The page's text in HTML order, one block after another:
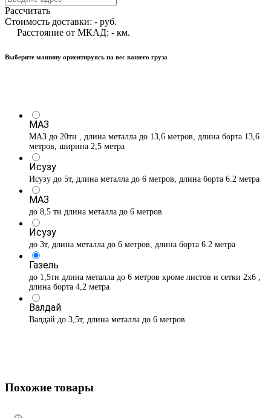
Рассчитать
Стоимость доставки: - руб.
Расстояние от МКАД: - км.
Выберите машину ориентируясь на вес вашего груза
МАЗ
МАЗ до 20тн , длина металла до 13,6 метров, длина борта 13,6
метров, ширина 2,5 метра
Исузу
Исузу до 5т, длина металла до 6 метров, длина борта 6.2 метра
МАЗ
до 8,5 тн длина металла до 6 метров
Исузу
до 3т, длина металла до 6 метров, длина борта 6.2 метра
Газель
до 1,5тн длина металла до 6 метров кроме листов и сетки 2х6 ,
длина борта 4,2 метра
Валдай
Валдай до 3,5т, длина металла до 6 метров
Похожие товары